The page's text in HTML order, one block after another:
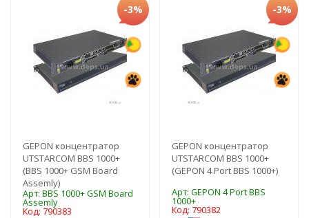
-3%
GEPON концентратор
UTSTARCOM BBS 1000+
(BBS 1000+ GSM Board
Assemly)
Арт: BBS 1000+ GSM Board
Assemly
Код: 790383
-3%
GEPON концентратор
UTSTARCOM BBS 1000+
(GEPON 4 Port BBS 1000+)
Арт: GEPON 4 Port BBS
1000+
Код: 790382